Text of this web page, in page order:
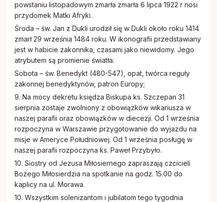
powstaniu listopadowym zmarła zmarła 6 lipca 1922 r nosi
przydomek Matki Afryki.
Środa – św. Jan z Dukli urodził się w Dukli około roku 1414
zmarł 29 września 1484 roku. W ikonografii przedstawiany
jest w habicie zakonnika, czasami jako niewidomy. Jego
atrybutem są promienie światła.
Sobota – św. Benedykt (480-547), opat, twórca reguły
zakonnej benedyktynów, patron Europy;
9. Na mocy dekretu księdza Biskupa ks. Szczepan 31
sierpnia zostaje zwolniony z obowiązków wikariusza w
naszej parafii oraz obowiązków w diecezji. Od 1 września
rozpoczyna w Warszawie przygotowanie do wyjazdu na
misje w Ameryce Południowej. Od 1 września posługę w
naszej parafii rozpoczyna ks. Paweł Przybyło.
10. Siostry od Jezusa Miłosiernego zapraszają czcicieli
Bożego Miłosierdzia na spotkanie na godz. 15.00 do
kaplicy na ul. Morawa.
10. Wszystkim solenizantom i jubilatom tego tygodnia